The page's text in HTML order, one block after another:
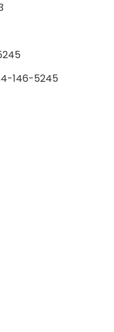
146-5245